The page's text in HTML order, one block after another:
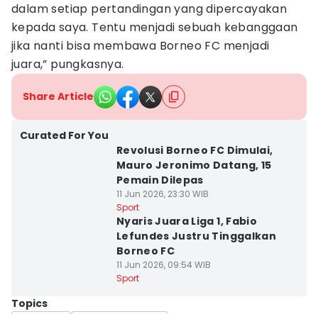
dalam setiap pertandingan yang dipercayakan
kepada saya. Tentu menjadi sebuah kebanggaan
jika nanti bisa membawa Borneo FC menjadi
juara,” pungkasnya.
Share Article
Curated For You
Revolusi Borneo FC Dimulai,
Mauro Jeronimo Datang, 15
Pemain Dilepas
11 Jun 2026, 23:30 WIB
Sport
Nyaris Juara Liga 1, Fabio
Lefundes Justru Tinggalkan
Borneo FC
11 Jun 2026, 09:54 WIB
Sport
Topics